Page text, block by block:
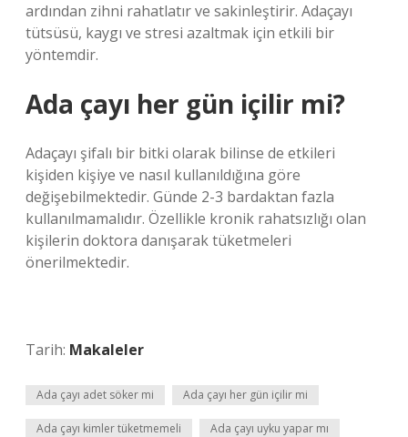
ardından zihni rahatlatır ve sakinleştirir. Adaçayı
tütsüsü, kaygı ve stresi azaltmak için etkili bir
yöntemdir.
Ada çayı her gün içilir mi?
Adaçayı şifalı bir bitki olarak bilinse de etkileri
kişiden kişiye ve nasıl kullanıldığına göre
değişebilmektedir. Günde 2-3 bardaktan fazla
kullanılmamalıdır. Özellikle kronik rahatsızlığı olan
kişilerin doktora danışarak tüketmeleri
önerilmektedir.
Tarih: Makaleler
Ada çayı adet söker mi Ada çayı her gün içilir mi
Ada çayı kimler tüketmemeli Ada çayı uyku yapar mı